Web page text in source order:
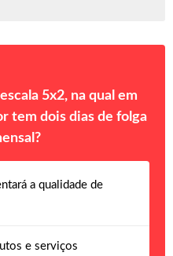
5x2, na qual em
tem dois dias de folga
a qualidade de
e serviços